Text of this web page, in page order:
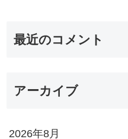
最近のコメント
アーカイブ
2026年8月